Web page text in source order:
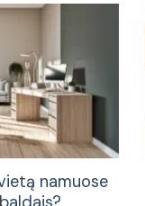
namuose